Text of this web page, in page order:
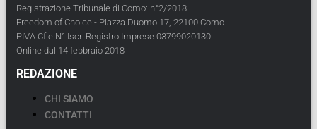
Registrazione Tribunale di Como: n°2/2018
Freedom of Choice - Piazza Duomo 17, 22100 Como
PIVA Cf e N° Iscr. Registro Imprese 03799020130
Online dal 14 febbraio 2018
REDAZIONE
CHI SIAMO
CONTATTI